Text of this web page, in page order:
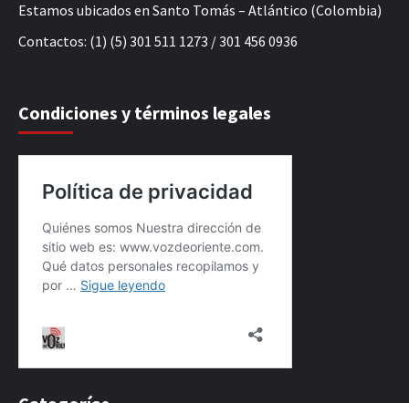
Estamos ubicados en Santo Tomás – Atlántico (Colombia)
Contactos: (1) (5) 301 511 1273 / 301 456 0936
Condiciones y términos legales